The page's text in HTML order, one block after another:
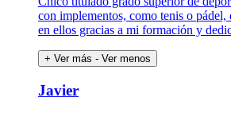
con implementos, como tenis o pádel,
en ellos gracias a mi formación y
+ Ver más - Ver menos
Javier